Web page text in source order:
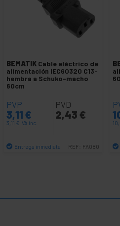
BEMATIK Cable eléctrico de
alimentación IEC60320 C13-
hembra a Schuko-macho
60cm
PVP
3,11 €
3,11 € IVA inc.
PVD
2,43 €
Entrega inmediata REF: FA080